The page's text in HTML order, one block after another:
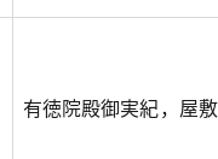
有徳院殿御実紀，屋